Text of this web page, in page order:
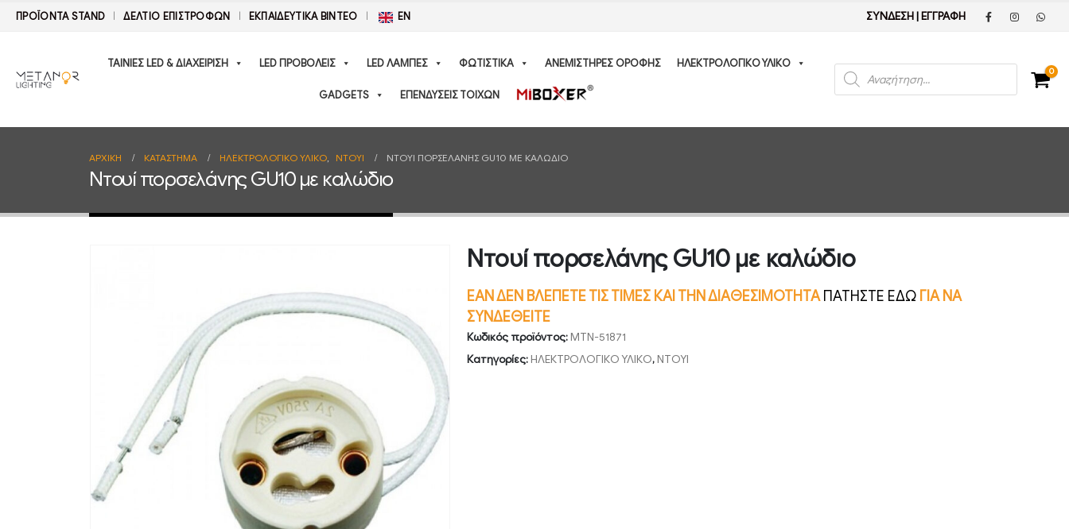
ΠΡΟΪΟΝΤΑ STAND ΔΕΛΤΊΟ ΕΠΙΣΤΡΟΦΏΝ ΕΚΠΑΙΔΕΥΤΙΚΑ ΒΙΝΤΕΟ EN ΣΥΝΔΕΣΗ| ΕΓΓΡΑΦΗ
ΤΑΙΝΙΕΣ LED & ΔΙΑΧΕΙΡΙΣΗ LED ΠΡΟΒΟΛΕΙΣ LED ΛΑΜΠΕΣ ΦΩΤΙΣΤΙΚΑ ΑΝΕΜΙΣΤΗΡΕΣ ΟΡΟΦΗΣ ΗΛΕΚΤΡΟΛΟΓΙΚΟ ΥΛΙΚΟ
GADGETS ΕΠΕΝΔΥΣΕΙΣ ΤΟΙΧΩΝ
Products
search
0
ΑΡΧΙΚΉ ΚΑΤΆΣΤΗΜΑ ΗΛΕΚΤΡΟΛΟΓΙΚΟ ΥΛΙΚΟ, ΝΤΟΥΙ ΝΤΟΥΊ ΠΟΡΣΕΛΆΝΗΣ GU10 ΜΕ ΚΑΛΏΔΙΟ
Ντουί πορσελάνης GU10 με καλώδιο
Ντουί πορσελάνης GU10 με καλώδιο
ΕΑΝ ΔΕΝ ΒΛΕΠΕΤΕ ΤΙΣ ΤΙΜΕΣ ΚΑΙ ΤΗΝ ΔΙΑΘΕΣΙΜΟΤΗΤΑΠΑΤΗΣΤΕ ΕΔΩ ΓΙΑ ΝΑ
ΣΥΝΔΕΘΕΙΤΕ
Κωδικός προϊόντος:MTN-51871
Κατηγορίες:ΗΛΕΚΤΡΟΛΟΓΙΚΟ ΥΛΙΚΟ,ΝΤΟΥΙ